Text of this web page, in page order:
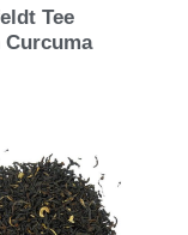
Tee
Curcuma